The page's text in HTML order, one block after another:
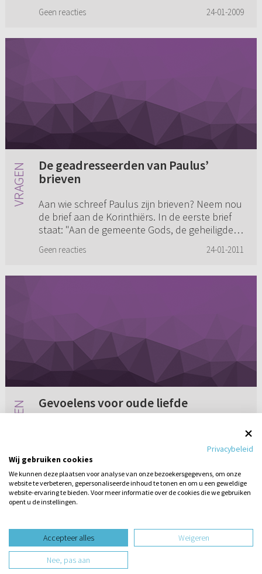
Geen reacties 24-01-2009
De geadresseerden van Paulus’
brieven
Aan wie schreef Paulus zijn brieven? Neem nou
de brief aan de Korinthiërs. In de eerste brief
staat: "Aan de gemeente Gods, de geheiligden
overzetten...
Geen reacties 24-01-2011
Gevoelens voor oude liefde
ik zwanger werd. In die tijd kende ik ook een
andere jongen, die me dierbaar was, maar daar
heb ik toen weini...
1 reactie 24-01-2012
design website door
website-ontwikkeling door
een vraag
Privacybeleid
Wij gebruiken cookies
We kunnen deze plaatsen voor analyse van onze bezoekersgegevens, om onze
website te verbeteren, gepersonaliseerde inhoud te tonen en om u een geweldige
website-ervaring te bieden. Voor meer informatie over de cookies die we gebruiken
opent u de instellingen.
Accepteer alles Weigeren
Nee, pas aan